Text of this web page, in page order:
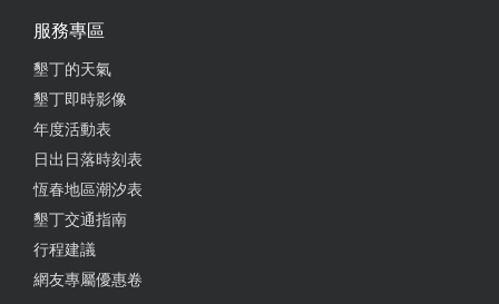
服務專區
墾丁的天氣
墾丁即時影像
年度活動表
日出日落時刻表
恆春地區潮汐表
墾丁交通指南
行程建議
網友專屬優惠卷